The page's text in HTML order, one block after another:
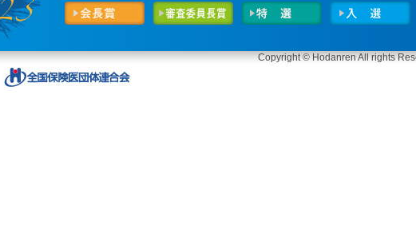
Copyright © Hodanren All rights